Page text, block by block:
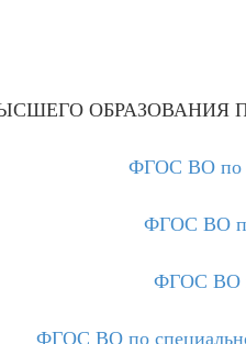
ОБРАЗОВАНИЯ
ФГОС ВО по
ФГОС ВО по
ФГОС ВО
ФГОС ВО по